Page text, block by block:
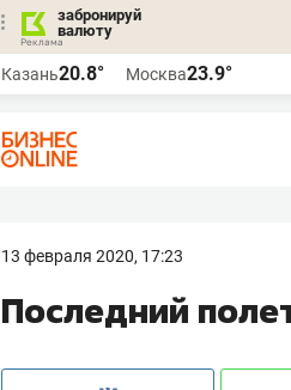
забронируй
валюту
Казань20.8° Москва23.9°
13 февраля 2020, 17:23
​Последний